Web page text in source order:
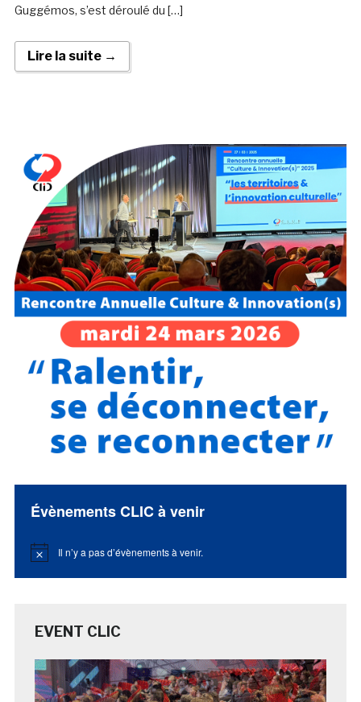
Guggémos, s’est déroulé du […]
Lire la suite →
Évènements CLIC à venir
Notice Il n’y a pas d’évènements à venir.
EVENT CLIC